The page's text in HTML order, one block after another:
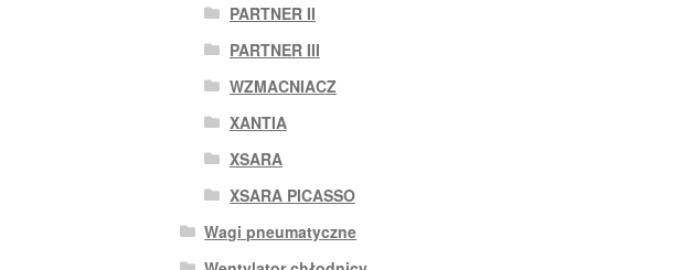
PARTNER II
PARTNER III
WZMACNIACZ
XANTIA
XSARA
XSARA PICASSO
Wagi pneumatyczne